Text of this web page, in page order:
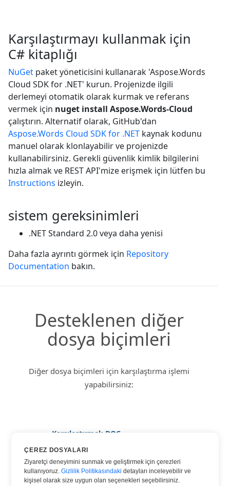
Karşılaştırmayı kullanmak için
C# kitaplığı
NuGet paket yöneticisini kullanarak 'Aspose.Words
Cloud SDK for .NET' kurun. Projenizde ilgili
derlemeyi otomatik olarak kurmak ve referans
vermek için nuget install Aspose.Words-Cloud
çalıştırın. Alternatif olarak, GitHub'dan
Aspose.Words Cloud SDK for .NET kaynak kodunu
manuel olarak klonlayabilir ve projenizde
kullanabilirsiniz. Gerekli güvenlik kimlik bilgilerini
hızla almak ve REST API'mize erişmek için lütfen bu
Instructions izleyin.
sistem gereksinimleri
.NET Standard 2.0 veya daha yenisi
Daha fazla ayrıntı görmek için Repository
Documentation bakın.
Desteklenen diğer
dosya biçimleri
Diğer dosya biçimleri için karşılaştırma işlemi
yapabilirsiniz:
Karşılaştırmak DOC
Karşılaştırmak DOCX
Karşılaştırmak HTML
Karşılaştırmak PDF
ÇEREZ DOSYALARI
Ziyaretçi deneyimini sunmak ve geliştirmek için çerezleri
kullanıyoruz.Gizlilik Politikasındaki detayları inceleyebilir ve
kişisel olarak size uygun olan seçenekleri seçebilirsiniz.